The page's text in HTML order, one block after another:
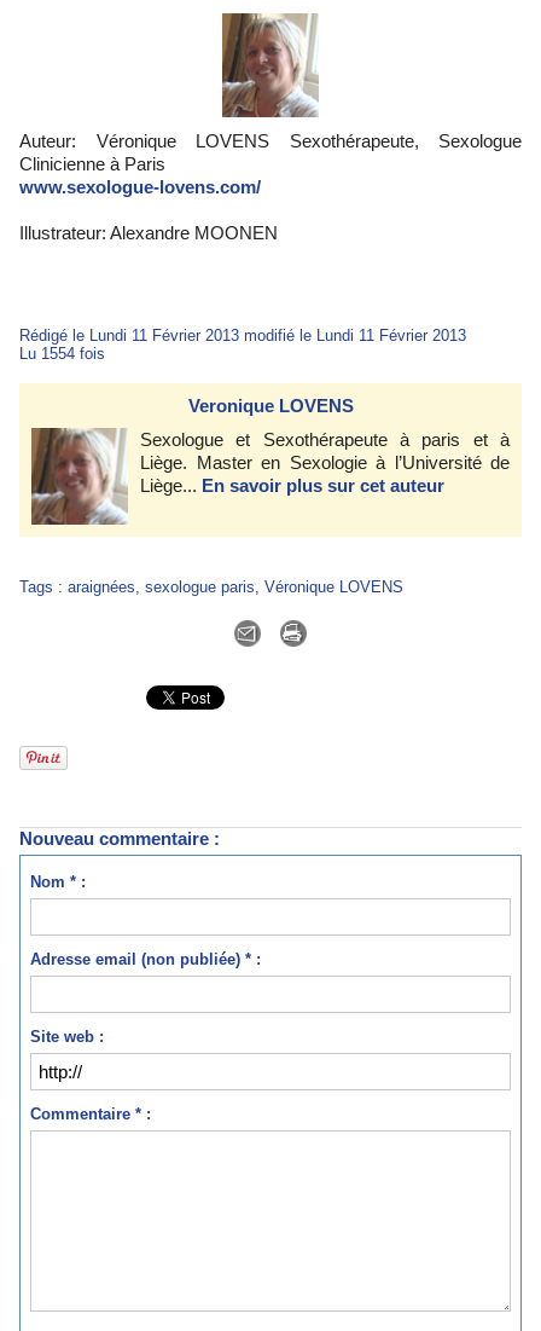
Auteur: Véronique LOVENS Sexothérapeute, Sexologue
Clinicienne à Paris
www.sexologue-lovens.com/
Illustrateur: Alexandre MOONEN
Rédigé le Lundi 11 Février 2013 modifié le Lundi 11 Février 2013
Lu 1554 fois
Veronique LOVENS
Sexologue et Sexothérapeute à paris et à
Liège. Master en Sexologie à l’Université de
Liège... En savoir plus sur cet auteur
Tags : araignées, sexologue paris, Véronique LOVENS
Nouveau commentaire :
Nom * :
Adresse email (non publiée) * :
Site web :
Commentaire * :